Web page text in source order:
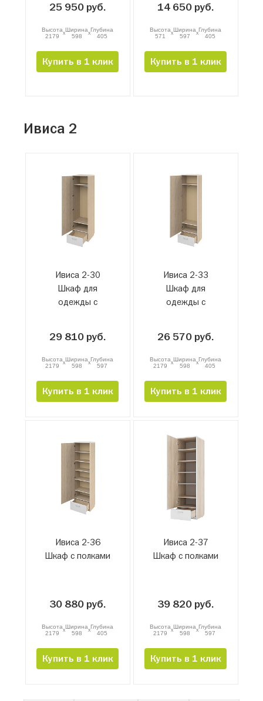
25 950 руб.
Высота
2179
xШирина
598
xГлубина
405
Купить в 1 клик
14 650 руб.
Высота
571
xШирина
597
xГлубина
405
Купить в 1 клик
Ивиса 2
Ивиса 2-30
Шкаф для
одежды с
29 810 руб.
Высота
2179
xШирина
598
xГлубина
597
Купить в 1 клик
Ивиса 2-33
Шкаф для
одежды с
26 570 руб.
Высота
2179
xШирина
598
xГлубина
405
Купить в 1 клик
Ивиса 2-36
Шкаф с полками
30 880 руб.
Высота
2179
xШирина
598
xГлубина
405
Купить в 1 клик
Ивиса 2-37
Шкаф с полками
39 820 руб.
Высота
2179
xШирина
598
xГлубина
597
Купить в 1 клик